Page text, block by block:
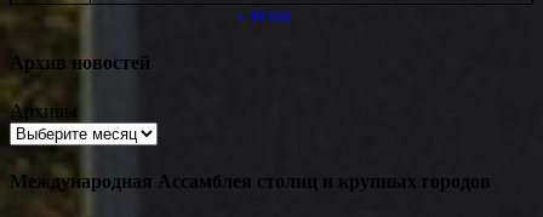
« Июл
Архив новостей
Архивы
Международная Ассамблея столиц и крупных городов